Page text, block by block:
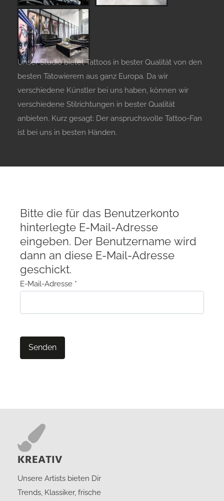
Unser Studio bietet Tattoos in bester Qualität von den
besten Tätowierern aus ganz Europa. Da wir
verschiedene Künstler bei uns haben, können wir
verschiedene Stilrichtungen in bester Qualität
anbieten. Kurz gesagt: Der anspruchsvolle Tattoo-Fan
ist bei uns in besten Händen.
Bitte die für das Benutzerkonto
hinterlegte E-Mail-Adresse
eingeben. Der Benutzername wird
dann an diese E-Mail-Adresse
geschickt.
E-Mail-Adresse *
Senden
KREATIV
Unsere Artists bieten Dir
Trends, Klassiker, frische